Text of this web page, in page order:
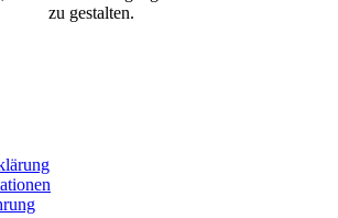
zu gestalten.